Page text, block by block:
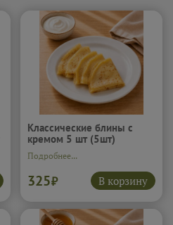
Классические блины с
кремом 5 шт (5шт)
Подробнее...
325₽ В корзину